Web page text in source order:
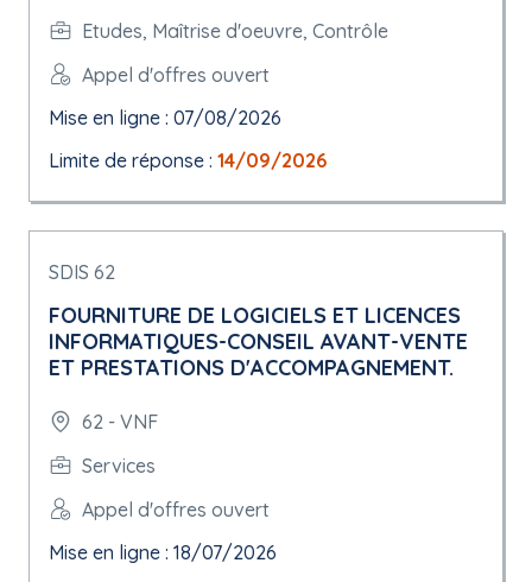
Etudes, Maîtrise d'oeuvre, Contrôle
Appel d'offres ouvert
Mise en ligne : 07/08/2026
Limite de réponse : 14/09/2026
SDIS 62
FOURNITURE DE LOGICIELS ET LICENCES
INFORMATIQUES-CONSEIL AVANT-VENTE
ET PRESTATIONS D'ACCOMPAGNEMENT.
62 - VNF
Services
Appel d'offres ouvert
Mise en ligne : 18/07/2026